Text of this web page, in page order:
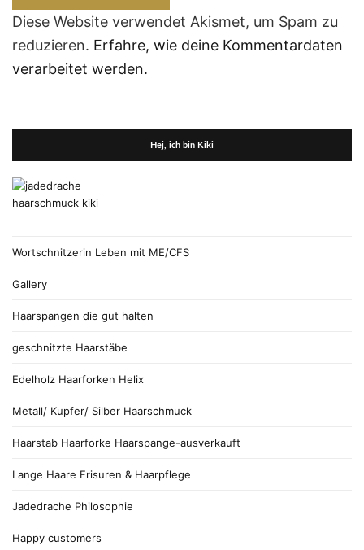
Diese Website verwendet Akismet, um Spam zu
reduzieren. Erfahre, wie deine Kommentardaten
verarbeitet werden.
Hej, ich bin Kiki
Wortschnitzerin Leben mit ME/CFS
Gallery
Haarspangen die gut halten
geschnitzte Haarstäbe
Edelholz Haarforken Helix
Metall/ Kupfer/ Silber Haarschmuck
Haarstab Haarforke Haarspange-ausverkauft
Lange Haare Frisuren & Haarpflege
Jadedrache Philosophie
Happy customers